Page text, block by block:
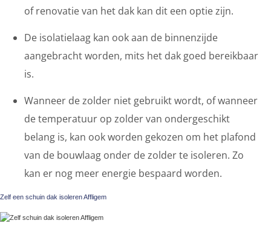
of renovatie van het dak kan dit een optie zijn.
De isolatielaag kan ook aan de binnenzijde
aangebracht worden, mits het dak goed bereikbaar
is.
Wanneer de zolder niet gebruikt wordt, of wanneer
de temperatuur op zolder van ondergeschikt
belang is, kan ook worden gekozen om het plafond
van de bouwlaag onder de zolder te isoleren. Zo
kan er nog meer energie bespaard worden.
Zelf een schuin dak isoleren Affligem